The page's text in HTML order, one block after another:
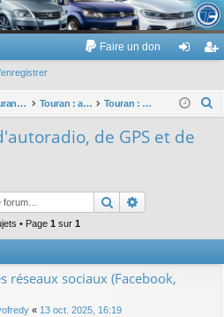
du Volkswagen Touran
Faire un don
ne nr
Le touran dans ses versions I (V1 V2 V3) et II ... Touran : autoradios et GPS Touran : problèmes d'autoradio, de GPS et de DVD
h
de GPS et de
Rechercher
• Page 1 sur 1
réseaux sociaux (Facebook,
« 13 oct. 2025, 16:19